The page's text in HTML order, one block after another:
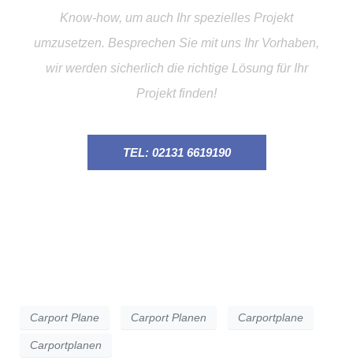
Know-how, um auch Ihr spezielles Projekt
umzusetzen. Besprechen Sie mit uns Ihr Vorhaben,
wir werden sicherlich die richtige Lösung für Ihr
Projekt finden!
TEL: 02131 6619190
Carport Plane Carport Planen Carportplane
Carportplanen